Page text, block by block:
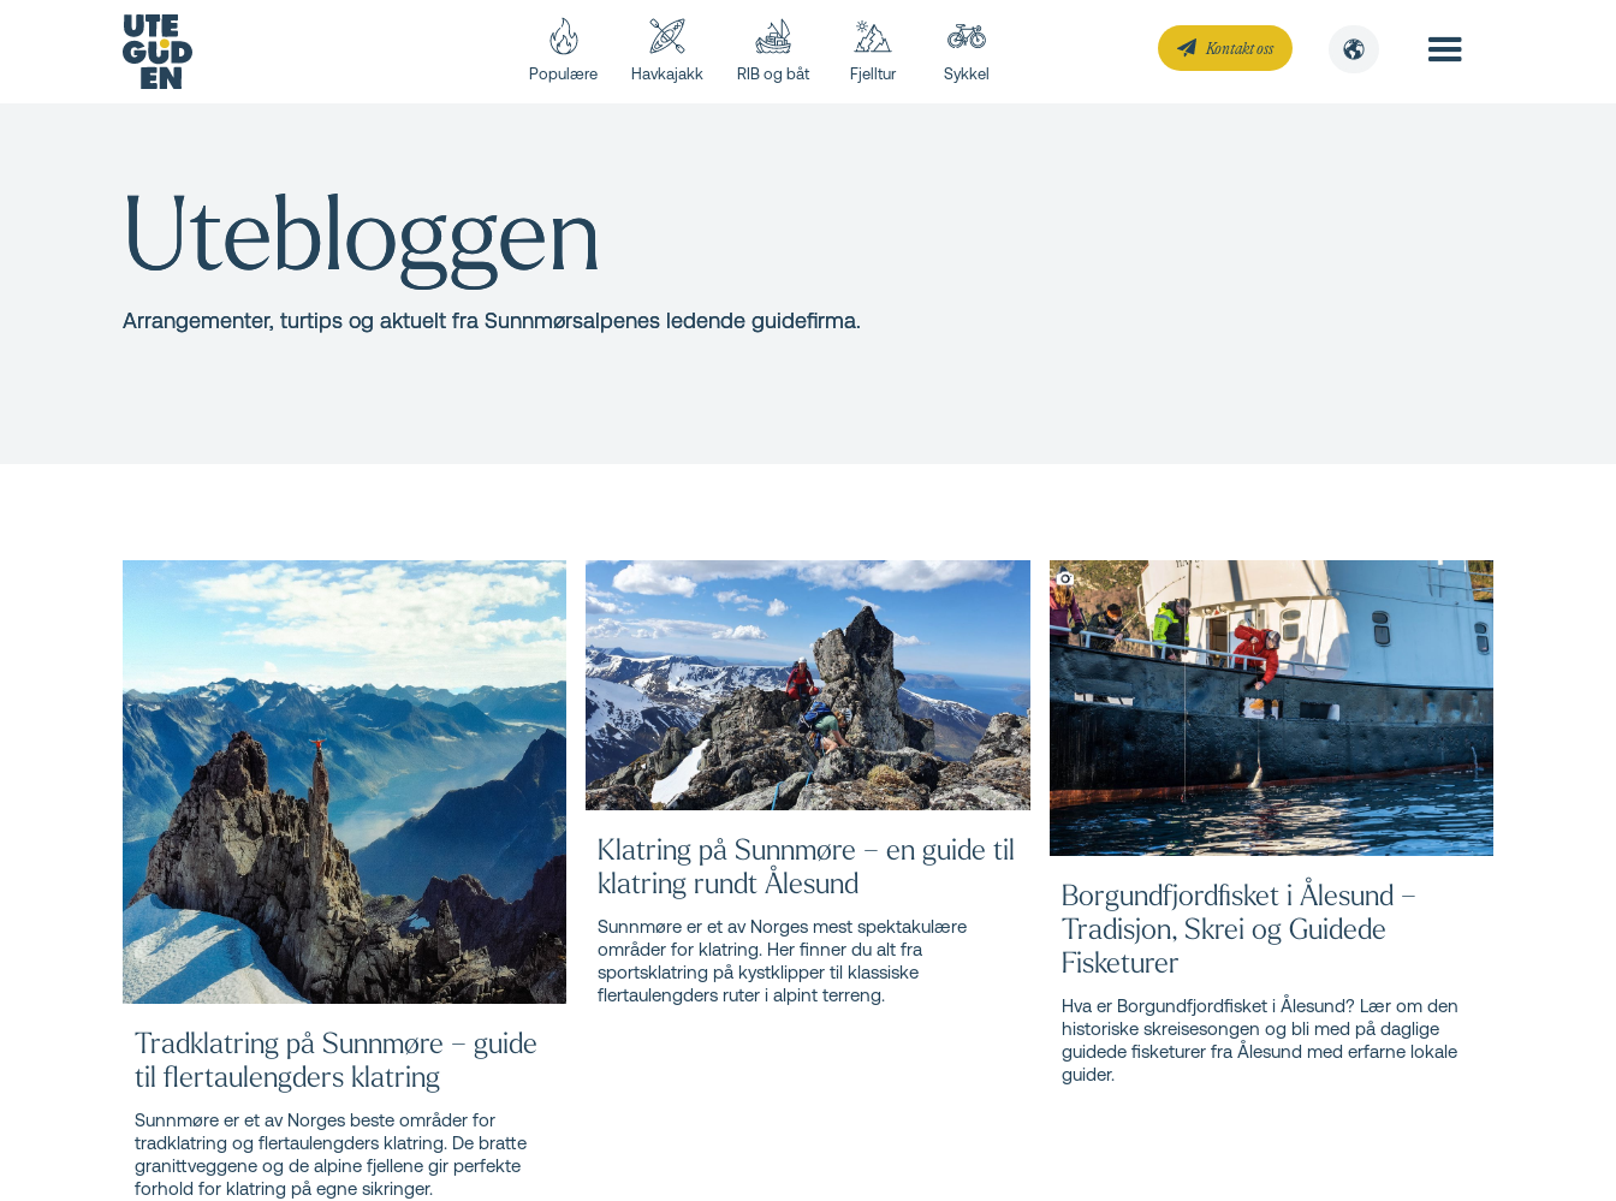
Populære Havkajakk RIB og båt Fjelltur Sykkel
Kontakt oss
Utebloggen
Arrangementer, turtips og aktuelt fra Sunnmørsalpenes ledende guidefirma.
Tradklatring på Sunnmøre – guide
til flertaulengders klatring
Sunnmøre er et av Norges beste områder for
tradklatring og flertaulengders klatring. De bratte
granittveggene og de alpine fjellene gir perfekte
forhold for klatring på egne sikringer.
Klatring på Sunnmøre – en guide til
klatring rundt Ålesund
Sunnmøre er et av Norges mest spektakulære
områder for klatring. Her finner du alt fra
sportsklatring på kystklipper til klassiske
flertaulengders ruter i alpint terreng.
Borgundfjordfisket i Ålesund –
Tradisjon, Skrei og Guidede
Fisketurer
Hva er Borgundfjordfisket i Ålesund? Lær om den
historiske skreisesongen og bli med på daglige
guidede fisketurer fra Ålesund med erfarne lokale
guider.